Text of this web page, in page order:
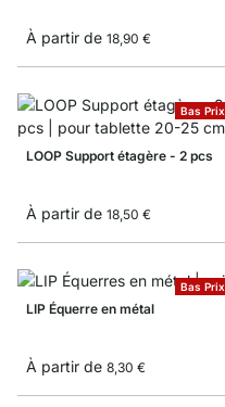
À partir de 18,90 €
Bas Prix
LOOP Support étagère - 2 pcs
À partir de 18,50 €
Bas Prix
LIP Équerre en métal
À partir de 8,30 €